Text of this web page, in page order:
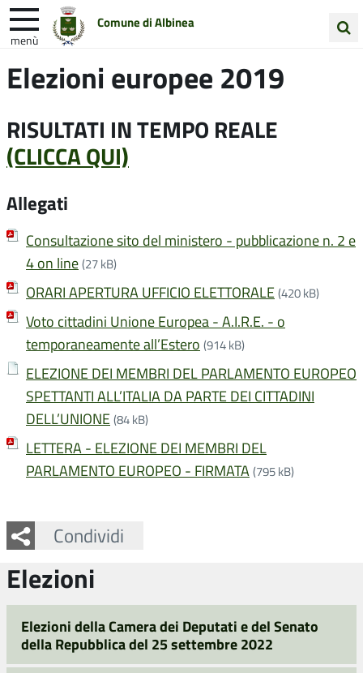
Comune di Albinea
menù
nel
Entra in Comune Vivi Albinea
Elezioni europee 2019
RISULTATI IN TEMPO REALE
(CLICCA QUI)
Allegati
Consultazione sito del ministero - pubblicazione n. 2 e
4 on line(27 kB)
ORARI APERTURA UFFICIO ELETTORALE(420 kB)
Voto cittadini Unione Europea - A.I.R.E. - o
temporaneamente all’Estero (914 kB)
ELEZIONE DEI MEMBRI DEL PARLAMENTO EUROPEO
SPETTANTI ALL’ITALIA DA PARTE DEI CITTADINI
DELL’UNIONE(84 kB)
LETTERA - ELEZIONE DEI MEMBRI DEL
PARLAMENTO EUROPEO - FIRMATA(795 kB)
Condividi
Facebook
Twitter
Whatsapp
Elezioni
Elezioni della Camera dei Deputati e del Senato
della Repubblica del 25 settembre 2022